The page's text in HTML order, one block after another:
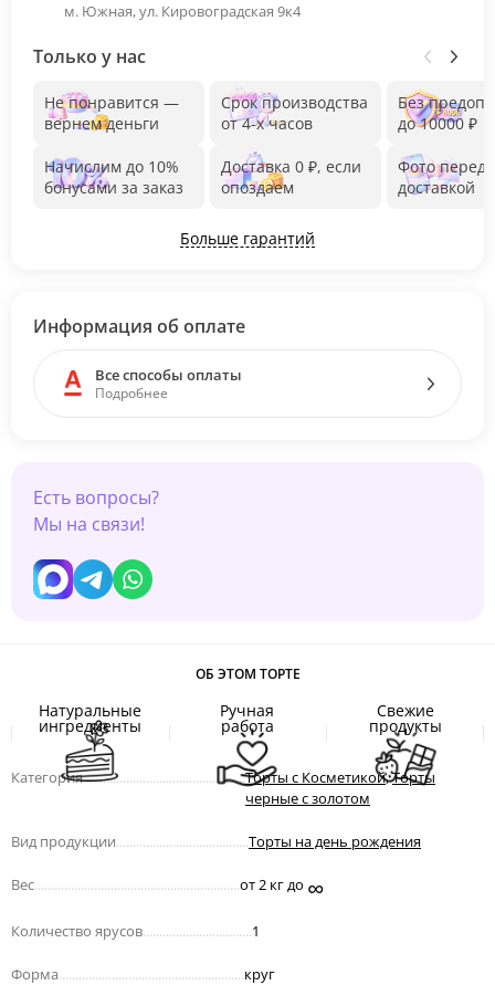
м. Южная, ул. Кировоградская 9к4
Только у нас
Не понравится —
вернем деньги
Начислим до 10%
бонусами за заказ
Срок производства
от 4-х часов
Доставка 0 ₽, если
опоздаем
Без
до 10000 ₽
Фото перед
доставкой
Больше гарантий
Информация об оплате
Все способы оплаты
Подробнее
Есть вопросы?
Мы на связи!
ОБ ЭТОМ ТОРТЕ
Натуральные
ингредиенты
Ручная
работа
Свежие
продукты
Категория.................................................Торты с Косметикой,Торты
черные с золотом
Вид продукции Торты на день рождения
Вес от 2 кг до ∞
Количество ярусов 1
Форма круг